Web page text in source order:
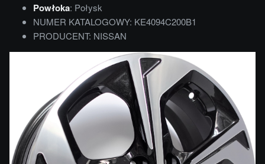
Powłoka: Połysk
NUMER KATALOGOWY: KE4094C200B1
PRODUCENT: NISSAN